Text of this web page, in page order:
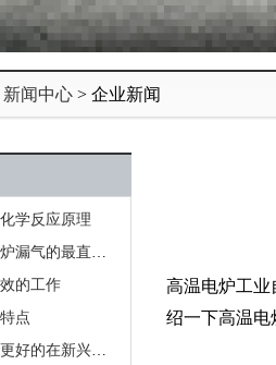
新闻中心 > 企业新闻
学反应原理
漏气的最直接
的工作
点
好的在新兴领
高温电炉工业
绍一下高温电